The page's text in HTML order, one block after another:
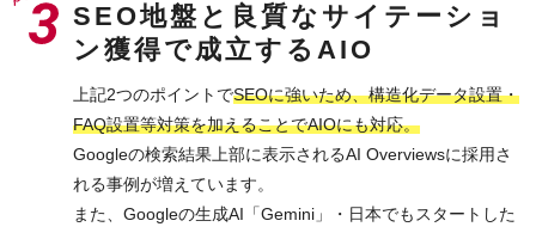
SEO地盤と良質なサイテーショ
ン獲得で成立するAIO
上記2つのポイントでSEOに強いため、構造化データ設置・
FAQ設置等対策を加えることでAIOにも対応。
Googleの検索結果上部に表示されるAI Overviewsに採用さ
れる事例が増えています。
また、Googleの生成AI「Gemini」・日本でもスタートした